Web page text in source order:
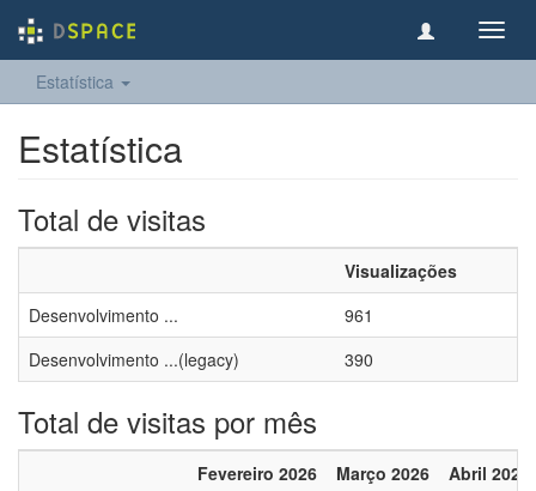
Estatística
Estatística
Total de visitas
Visualizações
Desenvolvimento ...
961
Desenvolvimento ...(legacy)
390
Total de visitas por mês
Fevereiro 2026 Março 2026
Abril 2026